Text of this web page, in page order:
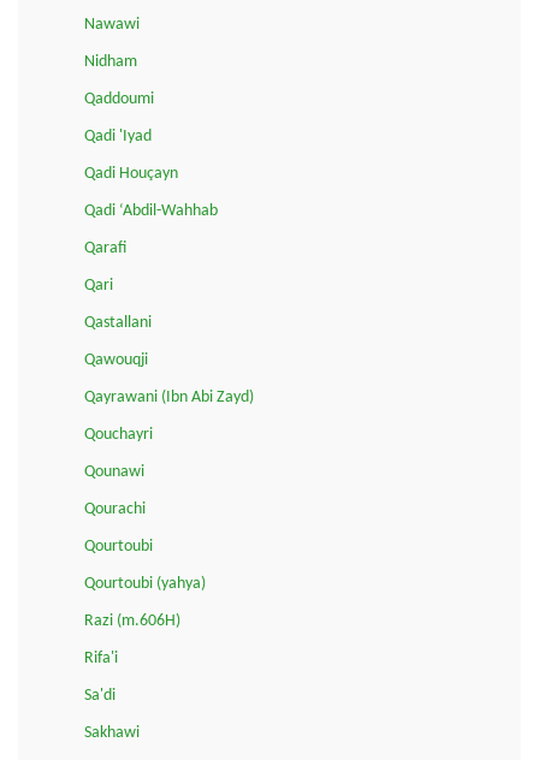
Nawawi
Nidham
Qaddoumi
Qadi 'Iyad
Qadi Houçayn
Qadi ‘Abdil-Wahhab
Qarafi
Qari
Qastallani
Qawouqji
Qayrawani (Ibn Abi Zayd)
Qouchayri
Qounawi
Qourachi
Qourtoubi
Qourtoubi (yahya)
Razi (m.606H)
Rifa'i
Sa'di
Sakhawi